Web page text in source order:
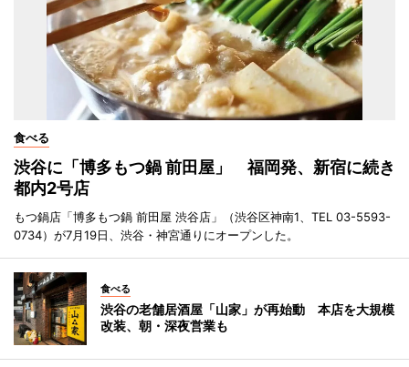
食べる
渋谷に「博多もつ鍋 前田屋」 福岡発、新宿に続き
都内2号店
もつ鍋店「博多もつ鍋 前田屋 渋谷店」（渋谷区神南1、TEL 03-5593-
0734）が7月19日、渋谷・神宮通りにオープンした。
食べる
渋谷の老舗居酒屋「山家」が再始動 本店を大規模
改装、朝・深夜営業も